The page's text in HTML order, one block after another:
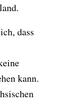
dass
kann.